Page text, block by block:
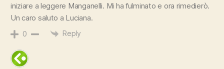
iniziare a leggere Manganelli. Mi ha fulminato e ora rimedierò.
Un caro saluto a Luciana.
0 Reply